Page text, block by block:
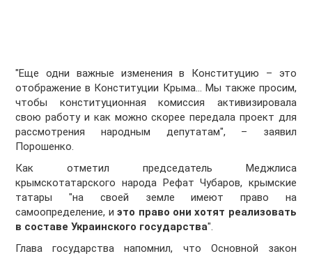
"Еще одни важные изменения в Конституцию – это
отображение в Конституции Крыма... Мы также просим,
чтобы конституционная комиссия активизировала
свою работу и как можно скорее передала проект для
рассмотрения народным депутатам", – заявил
Порошенко.
Как отметил председатель Меджлиса
крымскотатарского народа Рефат Чубаров, крымские
татары "на своей земле имеют право на
самоопределение, иэто право они хотят реализовать
в составе Украинского государства".
Глава государства напомнил, что Основной закон